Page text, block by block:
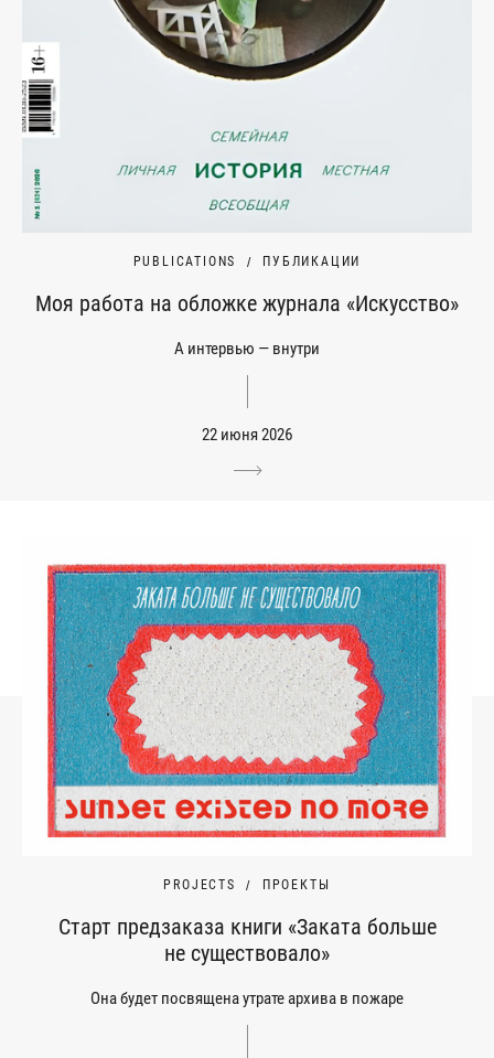
PUBLICATIONS ПУБЛИКАЦИИ
Моя работа на обложке журнала «Искусство»
А интервью — внутри
22 июня 2026
PROJECTS ПРОЕКТЫ
Старт предзаказа книги «Заката больше
не существовало»
Она будет посвящена утрате архива в пожаре